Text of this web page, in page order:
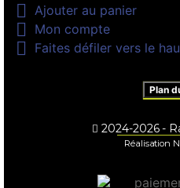
 Ajouter au panier
 Mon compte
 Faites défiler vers le
Plan
2024-2026 -
Réalisation